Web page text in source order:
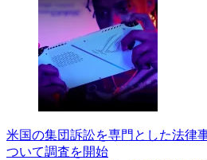
米国の集団訴訟を専門とした法律
ついて調査を開始